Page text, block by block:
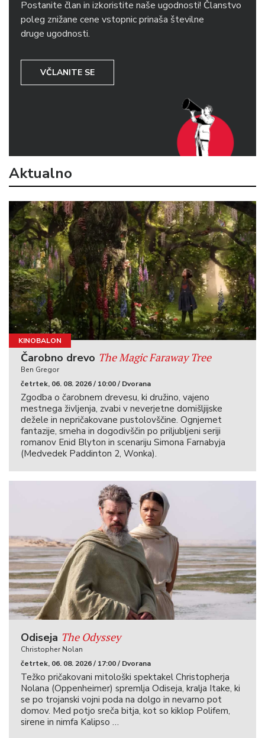
Postanite član in izkoristite naše ugodnosti! Članstvo
poleg znižane cene vstopnic prinaša številne
druge ugodnosti.
VČLANITE SE
Aktualno
KINOBALON
Čarobno drevo The Magic Faraway Tree
Ben Gregor
četrtek, 06. 08. 2026 / 10:00 / Dvorana
Zgodba o čarobnem drevesu, ki družino, vajeno
mestnega življenja, zvabi v neverjetne domišljijske
dežele in nepričakovane pustolovščine. Ognjemet
fantazije, smeha in dogodivščin po priljubljeni seriji
romanov Enid Blyton in scenariju Simona Farnabyja
(Medvedek Paddinton 2, Wonka).
Odiseja The Odyssey
Christopher Nolan
četrtek, 06. 08. 2026 / 17:00 / Dvorana
Težko pričakovani mitološki spektakel Christopherja
Nolana (Oppenheimer) spremlja Odiseja, kralja Itake, ki
se po trojanski vojni poda na dolgo in nevarno pot
domov. Med potjo sreča bitja, kot so kiklop Polifem,
sirene in nimfa Kalipso …